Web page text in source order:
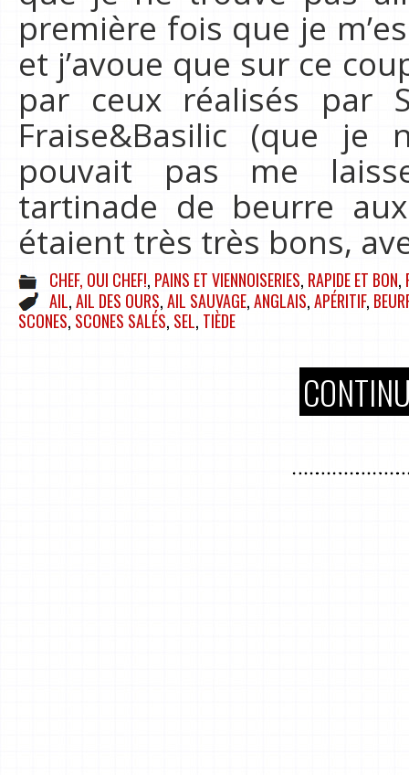
première fois que je
et j’avoue que sur ce
par ceux réalisés par
Fraise&Basilic (que
pouvait pas me
tartinade de beurre
étaient très très bons,
CHEF, OUI CHEF!, PAINS ET VIENNOISERIES, RAPIDE ET BON,
AIL,AIL DES OURS,AIL SAUVAGE,ANGLAIS,APÉRITIF,
SCONES, SCONES SALÉS, SEL, TIÈDE